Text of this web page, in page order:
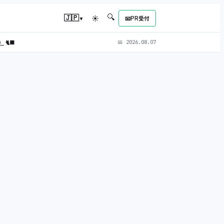
🇯🇵▾ ☀ 🔍 📧PR受付
🐈‍⬛ 📅 2026.08.07